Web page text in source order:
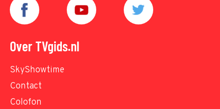
Over TVgids.nl
SkyShowtime
Contact
Colofon